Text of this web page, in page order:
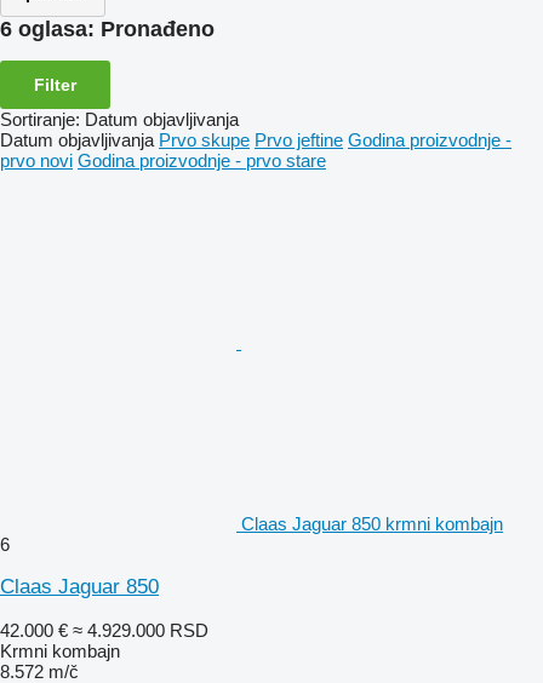
6 oglasa: Pronađeno
Filter
Sortiranje: Datum objavljivanja
Datum objavljivanja Prvo skupe Prvo jeftine Godina proizvodnje -
prvo novi Godina proizvodnje - prvo stare
Claas Jaguar 850 krmni kombajn
6
Claas Jaguar 850
42.000 € ≈ 4.929.000 RSD
Krmni kombajn
8.572 m/č